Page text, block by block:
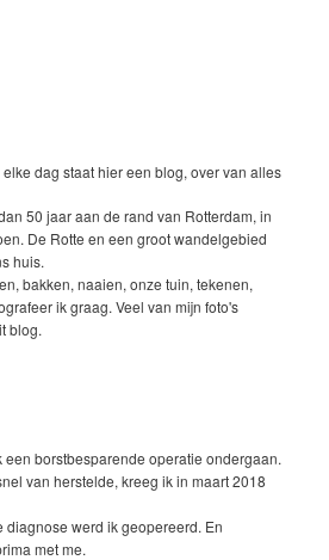
elke dag staat hier een blog, over van alles
50 jaar aan de rand van Rotterdam, in
De Rotte en een groot wandelgebied
huis.
bakken, naaien, onze tuin, tekenen,
ik graag. Veel van mijn foto's
blog.
een borstbesparende operatie ondergaan.
van herstelde, kreeg ik in maart 2018
diagnose werd ik geopereerd. En
met me.